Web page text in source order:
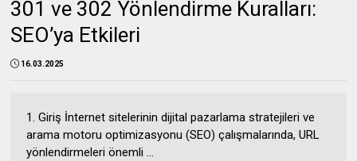
301 ve 302 Yönlendirme Kuralları:
SEO’ya Etkileri
16.03.2025
1. Giriş İnternet sitelerinin dijital pazarlama stratejileri ve
arama motoru optimizasyonu (SEO) çalışmalarında, URL
yönlendirmeleri önemli ...